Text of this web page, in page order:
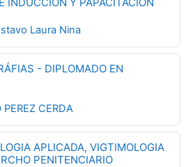
Laura Nina
- DIPLOMADO EN
PEREZ CERDA
APLICADA, VIGTIMOLOGIA
PENITENCIARIO